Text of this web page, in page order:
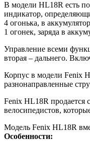
В модели HL18R есть
индикатор,
4 огонька, в
1 огонек, заряда в
Управление всеми
вторая – дальнего.
Корпус в модели Fenix
разнонаправленные
Fenix HL18R продается
велосипедистов,
Модель Fenix HL18R
Особенности: